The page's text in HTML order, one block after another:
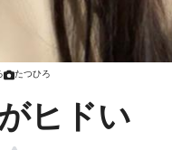
たつひろ
ヒドい